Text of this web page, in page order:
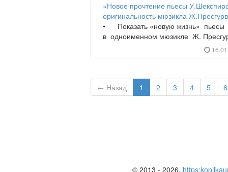
«Новое прочтение пьесы
оригинальность мюзикла
• Показать «новую жизнь» пьесы
в одноименном мюзикле Ж.
← Назад 1 2 3 4 5 6
© 2013 - 2026,